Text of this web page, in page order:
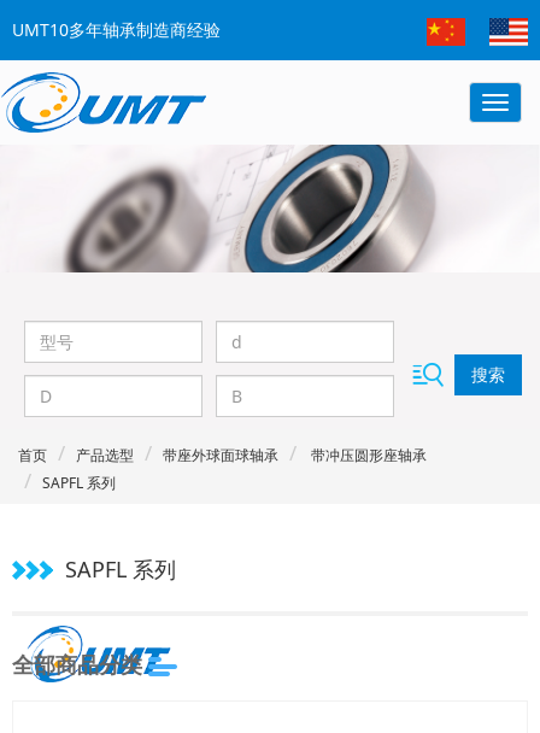
UMT10多年轴承制造商经验
搜索
首页 产品选型 带座外球面球轴承
带冲压圆形座轴承
SAPFL 系列
SAPFL 系列
全部商品分类